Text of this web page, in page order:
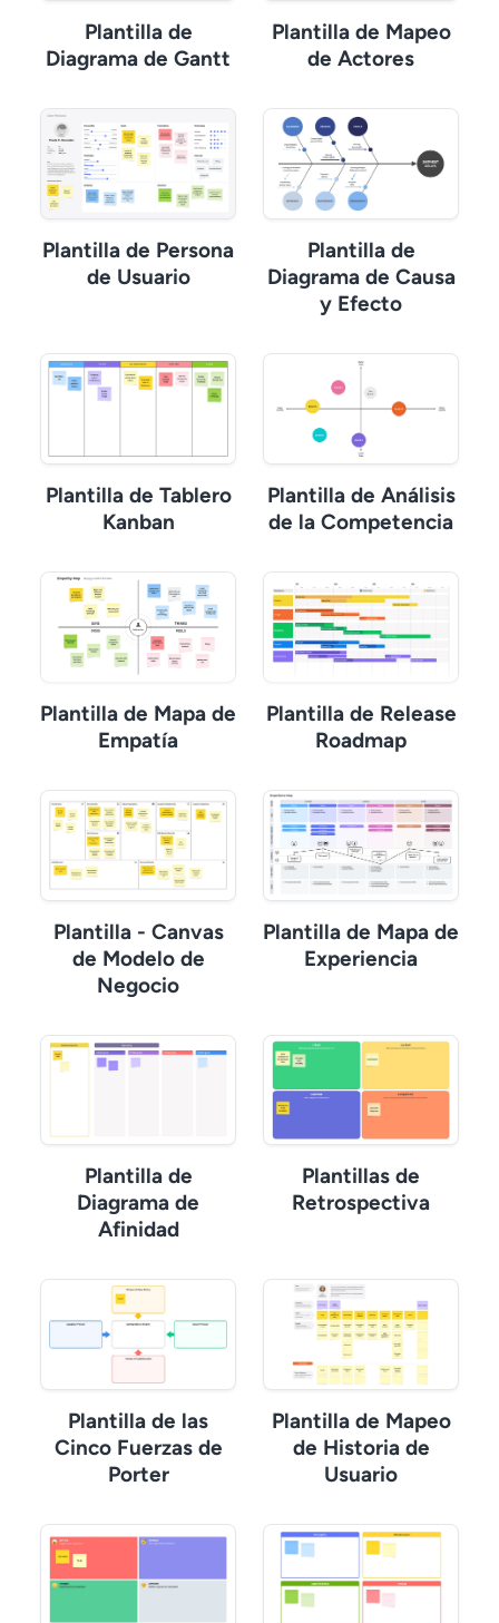
Plantilla de
Diagrama de Gantt
Plantilla de Mapeo
de Actores
Plantilla de Persona
de Usuario
Plantilla de
Diagrama de Causa
y Efecto
Plantilla de Tablero
Kanban
Plantilla de Análisis
de la Competencia
Plantilla de Mapa de
Empatía
Plantilla de Release
Roadmap
Plantilla - Canvas
de Modelo de
Negocio
Plantilla de Mapa de
Experiencia
Plantilla de
Diagrama de
Afinidad
Plantillas de
Retrospectiva
Plantilla de las
Cinco Fuerzas de
Porter
Plantilla de Mapeo
de Historia de
Usuario